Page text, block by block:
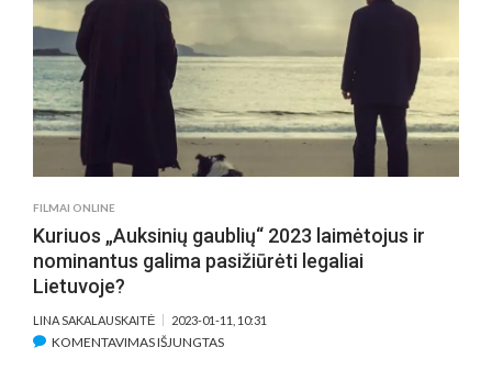
FILMAI ONLINE
Kuriuos „Auksinių gaublių“ 2023 laimėtojus ir
nominantus galima pasižiūrėti legaliai
Lietuvoje?
LINA SAKALAUSKAITĖ 2023-01-11, 10:31
KOMENTAVIMAS IŠJUNGTASĮRAŠE